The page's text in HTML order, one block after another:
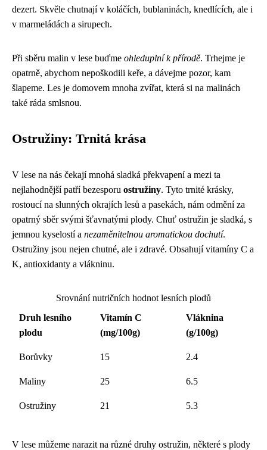
dezert. Skvěle chutnají v koláčích, bublaninách, knedlících, ale i
v marmeládách a sirupech.
Při sběru malin v lese buďme ohleduplní k přírodě. Trhejme je
opatrně, abychom nepoškodili keře, a dávejme pozor, kam
šlapeme. Les je domovem mnoha zvířat, která si na malinách
také ráda smlsnou.
Ostružiny: Trnitá krása
V lese na nás čekají mnohá sladká překvapení a mezi ta
nejlahodnější patří bezesporu ostružiny. Tyto trnité krásky,
rostoucí na slunných okrajích lesů a pasekách, nám odmění za
opatrný sběr svými šťavnatými plody. Chuť ostružin je sladká, s
jemnou kyselostí a nezaměnitelnou aromatickou dochutí.
Ostružiny jsou nejen chutné, ale i zdravé. Obsahují vitamíny C a
K, antioxidanty a vlákninu.
Srovnání nutričních hodnot lesních plodů
Druh lesního
plodu
Vitamín C
(mg/100g)
Vláknina
(g/100g)
Borůvky 15 2.4
Maliny 25 6.5
Ostružiny 21 5.3
V lese můžeme narazit na různé druhy ostružin, některé s plody